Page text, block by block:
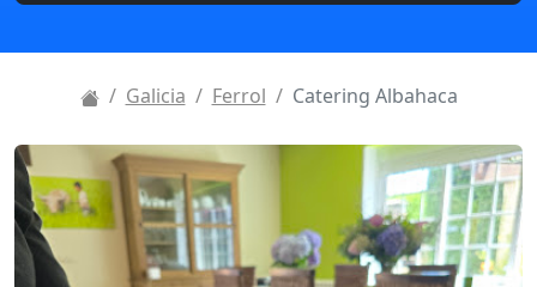
Galicia Ferrol Catering Albahaca